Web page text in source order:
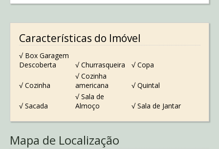
Características do Imóvel
√ Box Garagem
Descoberta
√ Churrasqueira √ Copa
√ Cozinha
√ Cozinha
americana
√ Quintal
√ Sacada
√ Sala de
Almoço
√ Sala de Jantar
Mapa de Localização